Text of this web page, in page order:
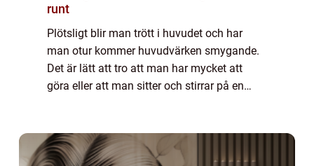
runt
Plötsligt blir man trött i huvudet och har
man otur kommer huvudvärken smygande.
Det är lätt att tro att man har mycket att
göra eller att man sitter och stirrar på en